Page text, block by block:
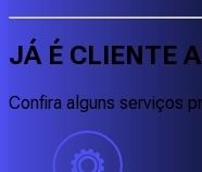
JÁ É CLIENTE
Confira alguns serviços